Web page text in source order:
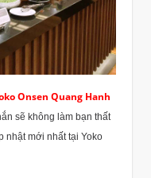
Onsen Quang Hanh
sẽ không làm bạn thất
nhật mới nhất tại Yoko